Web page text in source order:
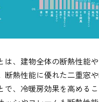
は、建物全体の断熱性能
断熱性能に優れた二重窓
で、冷暖房効果を高める